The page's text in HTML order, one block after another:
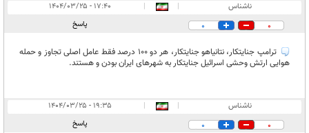
ناشناس |
|
۱۷:۴۰ - ۱۴۰۴/۰۳/۲۵
0
0 پاسخ
ترامپ جنایتکار، نتانیاهو جنایتکار، هر دو 100 درصد فقط عامل اصلی تجاوز و حمله
هوایی ارتش وحشی اسرائیل جنایتکار به شهرهای ایران بودن و هستند.
ناشناس |
|
۱۹:۳۵ - ۱۴۰۴/۰۳/۲۵
0
0 پاسخ